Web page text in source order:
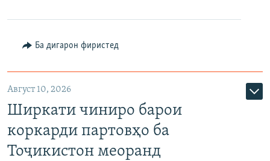
Ба дигарон фиристед
Август 10, 2026
Ширкати чиниро барои
коркарди партовҳо ба
Тоҷикистон меоранд